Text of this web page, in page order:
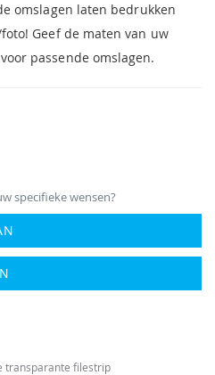
omslagen laten bedrukken
Geef de maten van uw
passende omslagen.
specifieke wensen?
transparante filestrip